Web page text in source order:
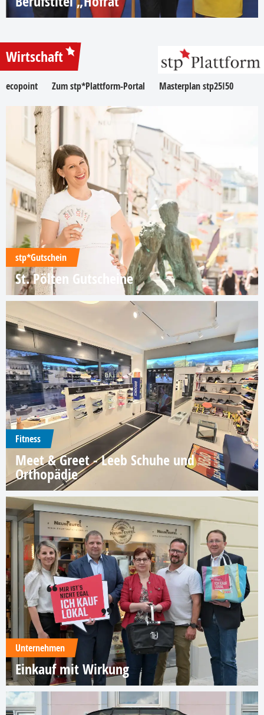
Wirtschaft
ecopoint Zum stp*Plattform-Portal Masterplan stp25I50
stp*Gutschein
St. Pölten Gutscheine
Fitness
Meet & Greet - Leeb Schuhe und
Orthopädie
Unternehmen
Einkauf mit Wirkung